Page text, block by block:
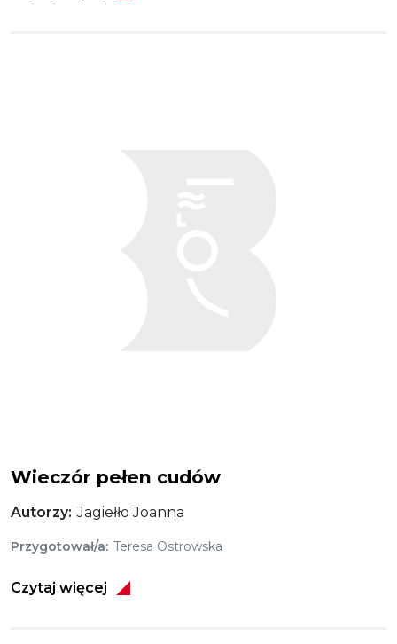
Wieczór pełen cudów
Autorzy Jagiełło Joanna
Przygotował/a Teresa Ostrowska
Czytaj więcej